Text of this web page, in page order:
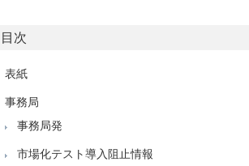
目次
表紙
事務局
事務局発
市場化テスト導入阻止情報